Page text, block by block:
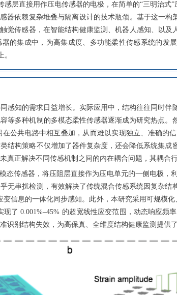
感层直接用作压电传感器的电极，在简单的“三明治
器依赖复杂堆叠与隔离设计的技术瓶颈。基于这一
觉传感器，在智能结构健康监测、机器人感知、以
的集成中，为高集成度、多功能柔性传感系统的发
。
感知的需求日益增长。实际应用中，结构往往同时
等多种机制的多模态柔性传感器逐渐成为研究热点
公共电路中相互叠加，从而难以实现独立、准确的
结构策略不仅增加了器件复杂度，还会降低系统集成
真正解决不同传感机制之间的内在耦合问题，其耦合
态传感器，将压阻层直接作为压电单元的一侧电极
无串扰检测，有效解决了传统混合传感系统因复杂
信息的一体化同步感知。此外，本研究采用可规模
了 0.001%–45% 的超宽线性应变范围，动态响应频
别结构失效，为高保真、全维度结构健康监测提供